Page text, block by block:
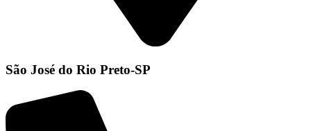
São José do Rio Preto-SP